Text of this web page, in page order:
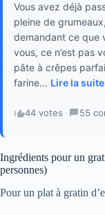
Vous avez déjà
pleine de
demandant ce que
vous, ce n’est pas
pâte à crêpes
farine... Lire la suite
44 votes · 55
Ingrédients pour un
personnes)
Pour un plat à gratin